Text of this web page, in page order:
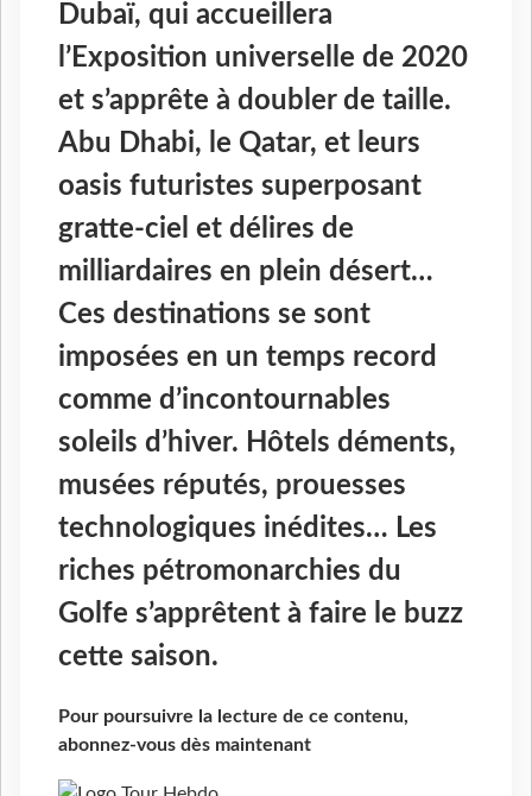
Dubaï, qui accueillera
l’Exposition universelle de 2020
et s’apprête à doubler de taille.
Abu Dhabi, le Qatar, et leurs
oasis futuristes superposant
gratte-ciel et délires de
milliardaires en plein désert…
Ces destinations se sont
imposées en un temps record
comme d’incontournables
soleils d’hiver. Hôtels déments,
musées réputés, prouesses
technologiques inédites… Les
riches pétromonarchies du
Golfe s’apprêtent à faire le buzz
cette saison.
Pour poursuivre la lecture de ce contenu,
abonnez-vous dès maintenant